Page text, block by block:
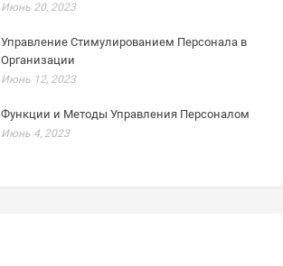
Июнь 20, 2023
Управление Стимулированием Персонала в
Организации
Июнь 12, 2023
Функции и Методы Управления Персоналом
Июнь 4, 2023